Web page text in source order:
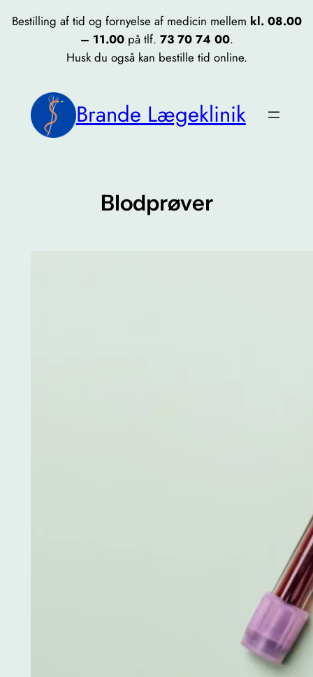
Skip
Bestilling af tid og fornyelse af medicin mellem kl. 08.00
– 11.00 på tlf. 73 70 74 00.
Husk du også kan bestille tid online.
Brande Lægeklinik
Blodprøver